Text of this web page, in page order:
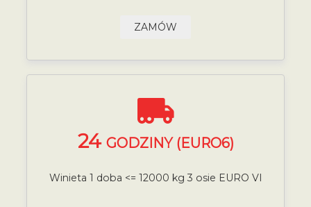
ZAMÓW
24 GODZINY (EURO6)
Winieta 1 doba <= 12000 kg 3 osie EURO VI